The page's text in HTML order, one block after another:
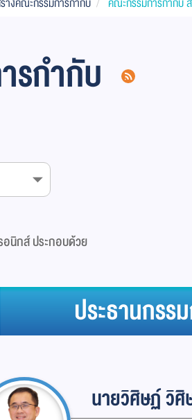
รกำกับ
นิกส์ ประกอบด้วย
ประธานกรร
นายวิศิษฏ์ วิศิ